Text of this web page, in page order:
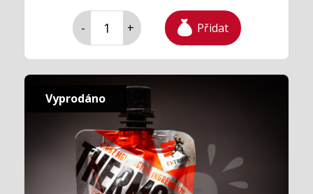
- + Přidat
Vyprodáno